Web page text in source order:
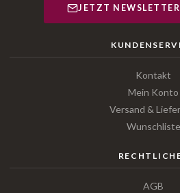
JETZT
Kontakt
Mein Konto
Versand &
Wunschliste
AGB